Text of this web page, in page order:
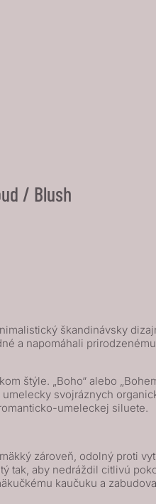
/ Blush
škandinávsky
a napomáhali
štýle. „Boho“ alebo
svojráznych
umeleckej siluete.
zároveň, odolný proti
aby nedráždil citlivú
kaučuku a